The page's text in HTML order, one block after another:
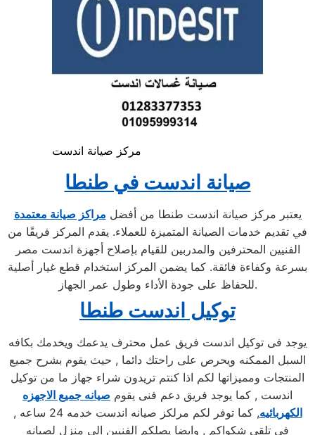
مركز صيانة اندست
صيانة اندست في طنطا
يعتبر مركز صيانة اندست طنطا من أفضل مراكز صيانة معتمدة
في تقديم خدمات الصيانة المتميزة للعملاء. يقدم المركز فريقًا من
الفنيين المحترفين والمدربين للقيام بإصلاح أجهزة اندست مصر
بسرعة وكفاءة فائقة. كما يضمن المركز استخدام قطع غيار أصلية
للحفاظ على جودة الأداء وطول عمر الجهاز.
توكيل اندست طنطا
يوجد فى توكيل اندست فريق عمل محترف يدعمك ويخدمك بكافه
السبل الممكنه ويحرص على راحتك دائما , حيث يقوم بشرح جميع
المنتجات ومميزاتها لكم اذا كنتم تريدون شراء جهاز ما من توكيل
اندست , كما يوجد فريق دعم فنى يقوم صيانه جميع الاجهزه
الكهربائيه
, كما توفر لكم مرلكز صيانه اندست خدمه 24 ساعه ,
فى تلقى شكواكم , وايضا يصلكم الفنيين الى منزل لصيانه